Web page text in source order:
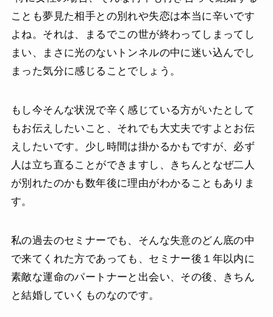
ことも夢見た相手との別れや失恋は本当に辛いです
よね。それは、まるでこの世が終わってしまってし
まい、まさに光のないトンネルの中に迷い込んでし
まった気分に感じることでしょう。
もし今そんな状況で辛く感じている方がいたとして
もお伝えしたいこと、それでも大丈夫ですよとお伝
えしたいです。少し時間は掛かるかもですが、必ず
人は立ち直ることができますし、きちんとなぜ二人
が別れたのかも数年後に理由がわかることもありま
す。
私の過去のセミナーでも、そんな失意のどん底の中
で来てくれた方であっても、セミナー後１年以内に
素敵な運命のパートナーと出会い、その後、きちん
と結婚していくものなのです。